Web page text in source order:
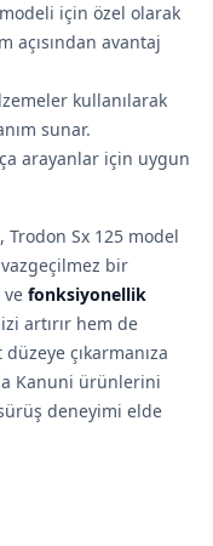
için özel olarak
açısından avantaj
kullanılarak
sunar.
arayanlar için uygun
Sx 125 model
bir
ve fonksiyonellik
artırır hem de
çıkarmanıza
Kanuni ürünlerini
deneyimi elde